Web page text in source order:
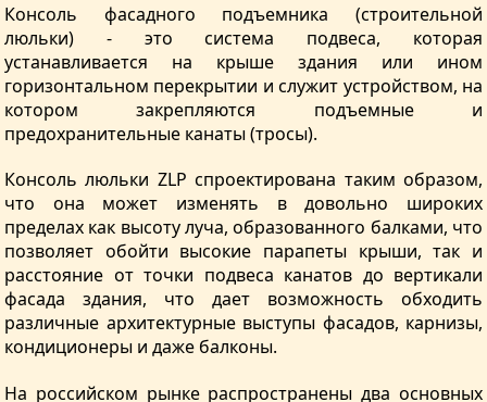
Консоль фасадного подъемника (строительной
люльки) - это система подвеса, которая
устанавливается на крыше здания или ином
горизонтальном перекрытии и служит устройством, на
котором закрепляются подъемные и
предохранительные канаты (тросы).
Консоль люльки ZLP спроектирована таким образом,
что она может изменять в довольно широких
пределах как высоту луча, образованного балками, что
позволяет обойти высокие парапеты крыши, так и
расстояние от точки подвеса канатов до вертикали
фасада здания, что дает возможность обходить
различные архитектурные выступы фасадов, карнизы,
кондиционеры и даже балконы.
На российском рынке распространены два основных